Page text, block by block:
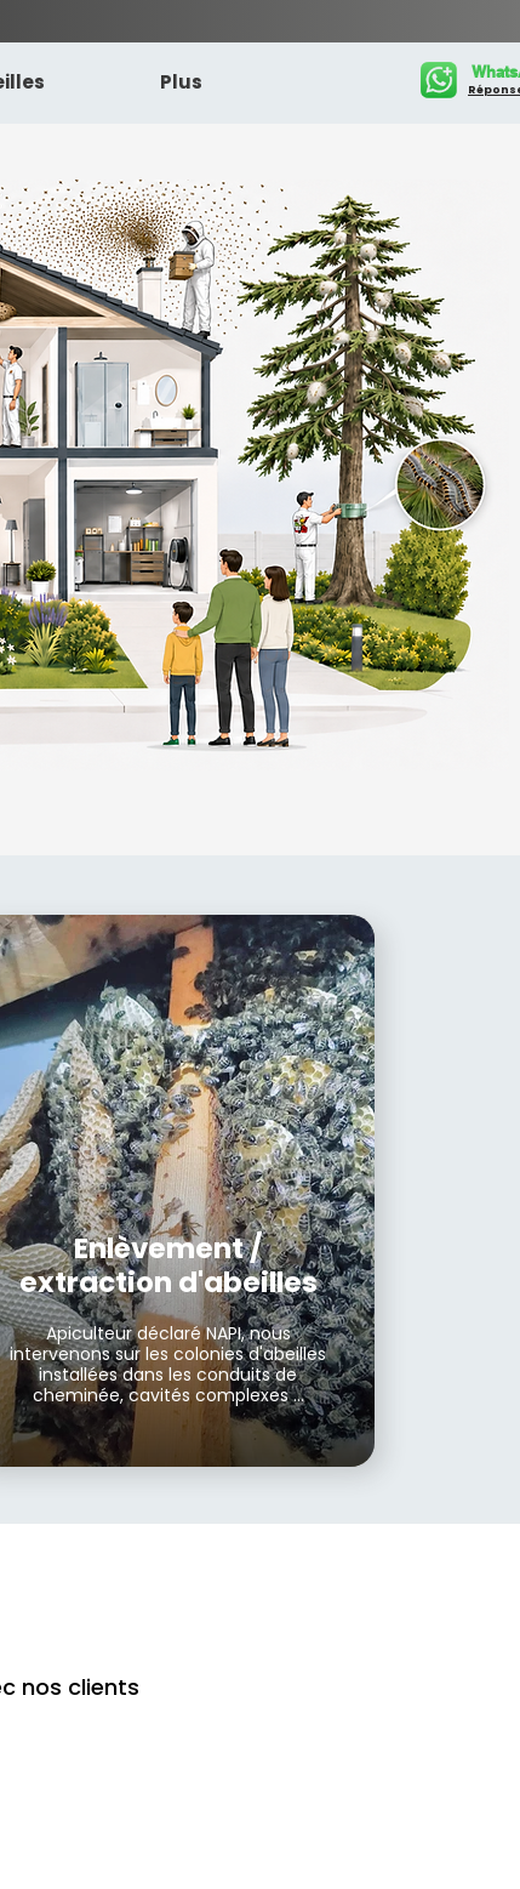
Plus
Enlèvement /
extraction d'abeilles
Apiculteur déclaré NAPI, nous
intervenons sur les colonies d'abeilles
installées dans les conduits de
cheminée, cavités complexes ...
nos clients